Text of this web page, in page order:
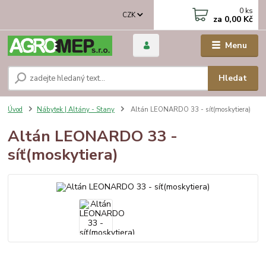
Menu
CZK
Hledat
0 ks
za 0,00 Kč
Úvod Nábytek | Altány - Stany Altán LEONARDO 33 - síť(moskytiera)
Altán LEONARDO 33 -
síť(moskytiera)